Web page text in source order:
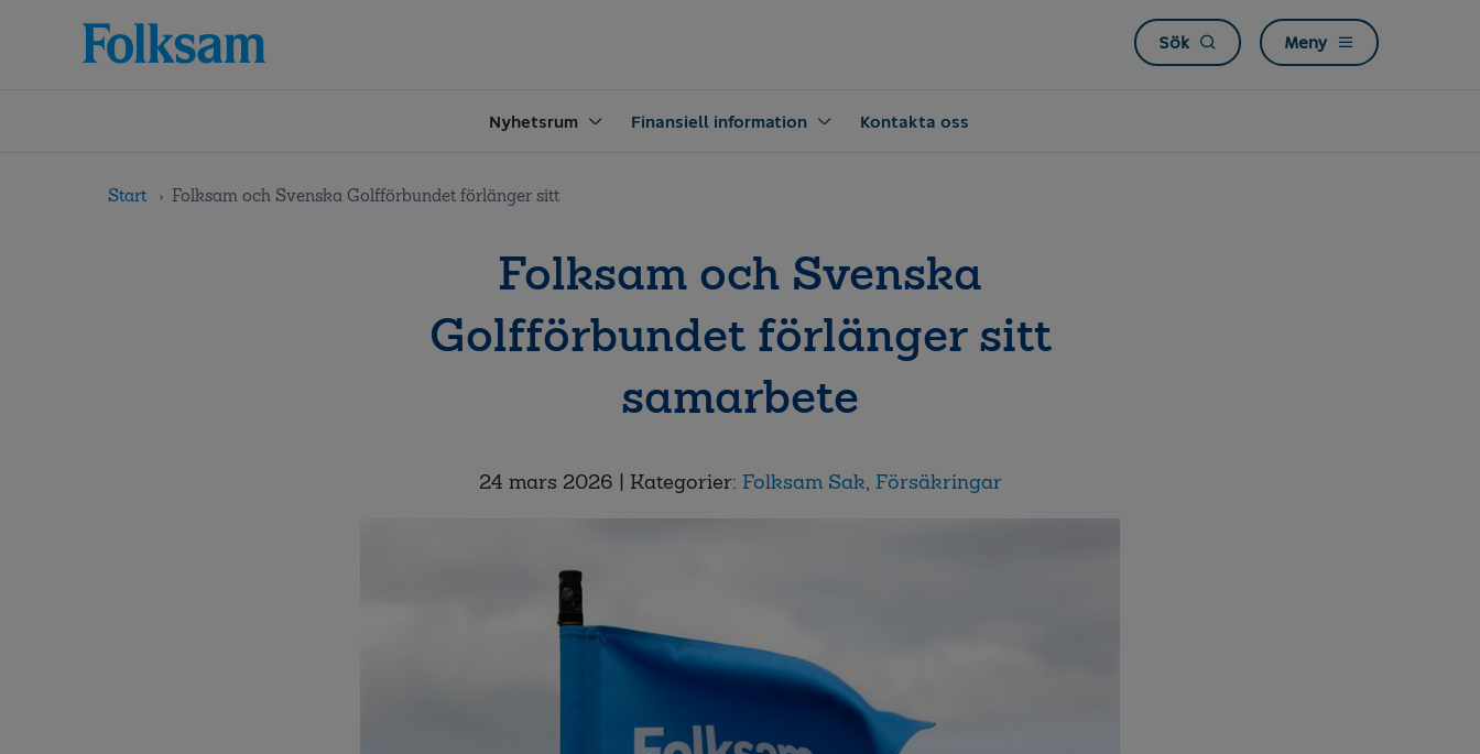
navigation
Sök Meny
Nyhetsrum Finansiell information Kontakta oss
Start Folksam och Svenska Golfförbundet förlänger sitt
Folksam och Svenska
Golfförbundet förlänger sitt
samarbete
24 mars 2026 | Kategorier: Folksam Sak, Försäkringar